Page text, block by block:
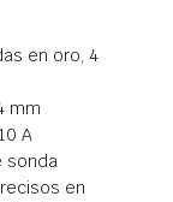
en oro, 4
mm
A
sonda
en